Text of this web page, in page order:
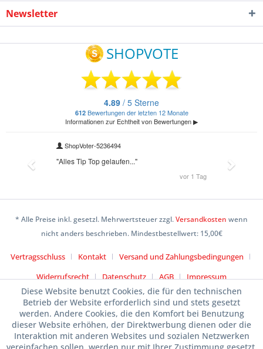
Newsletter
* Alle Preise inkl. gesetzl. Mehrwertsteuer zzgl.Versandkosten wenn
nicht anders beschrieben. Mindestbestellwert: 15,00€
Vertragsschluss Kontakt
Versand und Zahlungsbedingungen
Widerrufsrecht
Datenschutz AGB Impressum
Diese Website benutzt Cookies, die für den technischen
Betrieb der Website erforderlich sind und stets gesetzt
werden. Andere Cookies, die den Komfort bei Benutzung
dieser Website erhöhen, der Direktwerbung dienen oder die
Interaktion mit anderen Websites und sozialen Netzwerken